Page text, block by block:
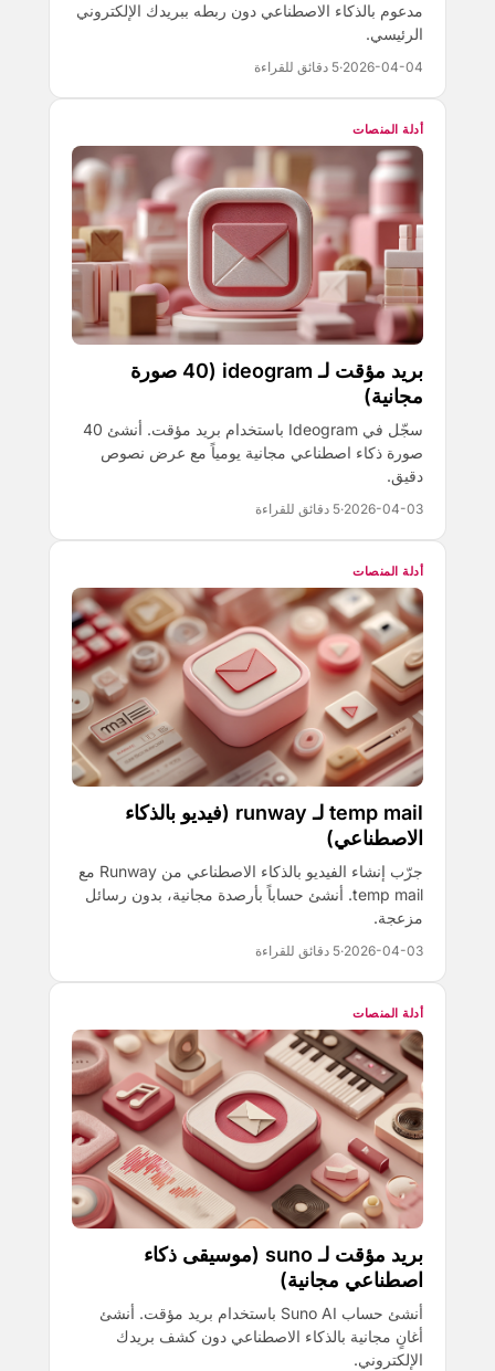
مدعوم بالذكاء الاصطناعي دون ربطه ببريدك الإلكتروني
الرئيسي.
2026-04-04
·5 دقائق للقراءة
أدلة المنصات
بريد مؤقت لـ ideogram (40 صورة
مجانية)
سجّل في Ideogram باستخدام بريد مؤقت. أنشئ 40
صورة ذكاء اصطناعي مجانية يومياً مع عرض نصوص
دقيق.
2026-04-03
·5 دقائق للقراءة
أدلة المنصات
temp mail لـ runway (فيديو بالذكاء
الاصطناعي)
جرّب إنشاء الفيديو بالذكاء الاصطناعي من Runway مع
temp mail. أنشئ حساباً بأرصدة مجانية، بدون رسائل
مزعجة.
2026-04-03
·5 دقائق للقراءة
أدلة المنصات
بريد مؤقت لـ suno (موسيقى ذكاء
اصطناعي مجانية)
أنشئ حساب Suno AI باستخدام بريد مؤقت. أنشئ
أغانٍ مجانية بالذكاء الاصطناعي دون كشف بريدك
الإلكتروني.